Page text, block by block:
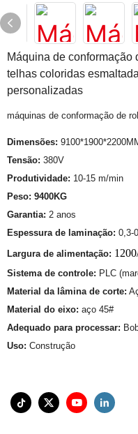
Máquina de conformação
telhas coloridas
personalizadas
máquinas de conformação de
Dimensões:
Tensão: 380V
Produtividade: 10-15 m/min
Peso: 9400KG
Garantia: 2 anos
Espessura de laminação: 0,3-
Largura de alimentação:
Sistema de controle: PLC
Material da lâmina de corte:
Material do eixo: aço 45#
Adequado para processar:
Uso: Construção